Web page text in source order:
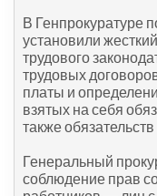
В Генпрокуратуре
установили
трудового
трудовых
платы и
взятых на себя
также
Генеральный
соблюдение прав